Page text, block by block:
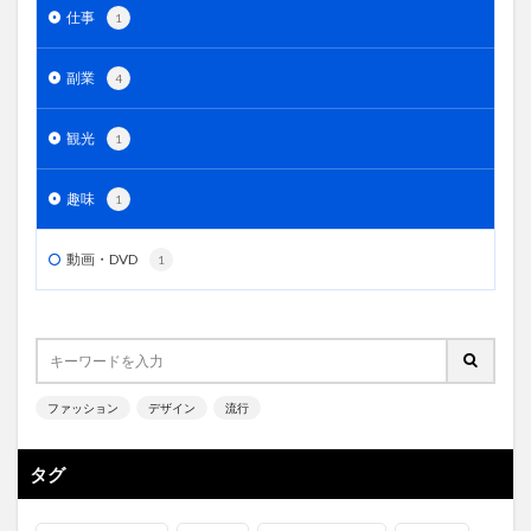
仕事 1
副業 4
観光 1
趣味 1
動画・DVD 1
ファッション デザイン 流行
タグ